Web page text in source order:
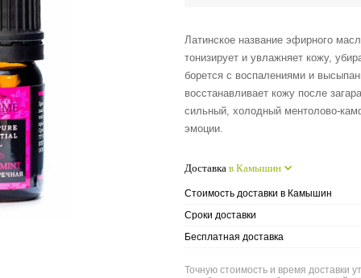
Латинское название эфирного
тонизирует и увлажняет кожу,
борется с воспалениями и
восстанавливает кожу после
сильный, холодный ментолово-
эмоции.
Доставка в Камышин
Стоимость доставки в Камышин
Сроки доставки
Бесплатная доставка
Точную стоимость и время доставки